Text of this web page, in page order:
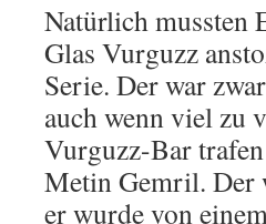
Natürlich mussten
Glas Vurguzz
Serie. Der war
auch wenn viel zu
Vurguzz-Bar
Metin Gemril. Der
er wurde von